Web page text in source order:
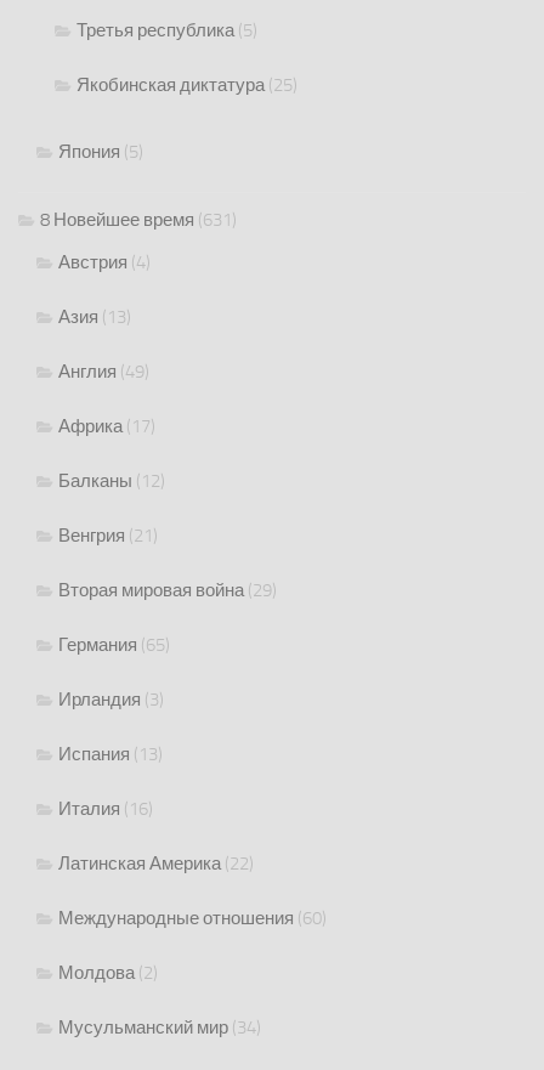
Третья республика(5)
Якобинская диктатура(25)
Япония (5)
8 Новейшее время (631)
Австрия (4)
Азия (13)
Англия (49)
Африка(17)
Балканы (12)
Венгрия (21)
Вторая мировая война(29)
Германия (65)
Ирландия (3)
Испания (13)
Италия (16)
Латинская Америка(22)
Международные отношения (60)
Молдова(2)
Мусульманский мир (34)